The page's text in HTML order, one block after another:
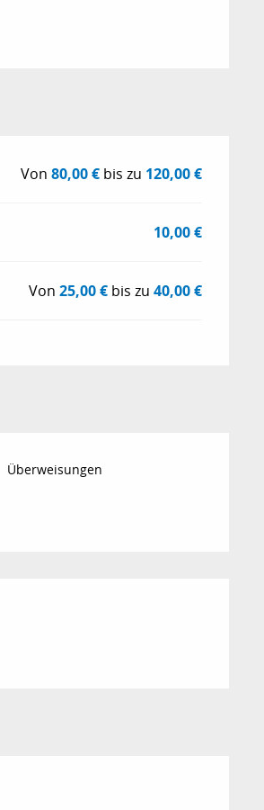
Von80,00 € bis zu 120,00 €
10,00 €
Von25,00 € bis zu40,00 €
Überweisungen